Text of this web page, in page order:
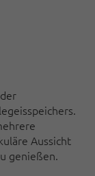
Aussicht
genießen.